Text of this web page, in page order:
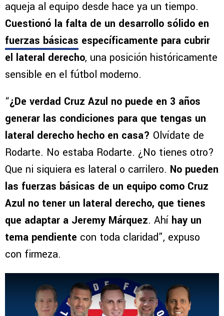
aqueja al equipo desde hace ya un tiempo.
Cuestionó la falta de un desarrollo sólido en
fuerzas básicas específicamente para cubrir
el lateral derecho, una posición históricamente
sensible en el fútbol moderno.
“¿De verdad Cruz Azul no puede en 3 años
generar las condiciones para que tengas un
lateral derecho hecho en casa? Olvídate de
Rodarte. No estaba Rodarte. ¿No tienes otro?
Que ni siquiera es lateral o carrilero. No pueden
las fuerzas básicas de un equipo como Cruz
Azul no tener un lateral derecho, que tienes
que adaptar a Jeremy Márquez. Ahí hay un
tema pendiente con toda claridad”, expuso
con firmeza.